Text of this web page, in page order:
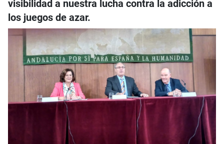
visibilidad a nuestra lucha contra la adicción a
los juegos de azar.